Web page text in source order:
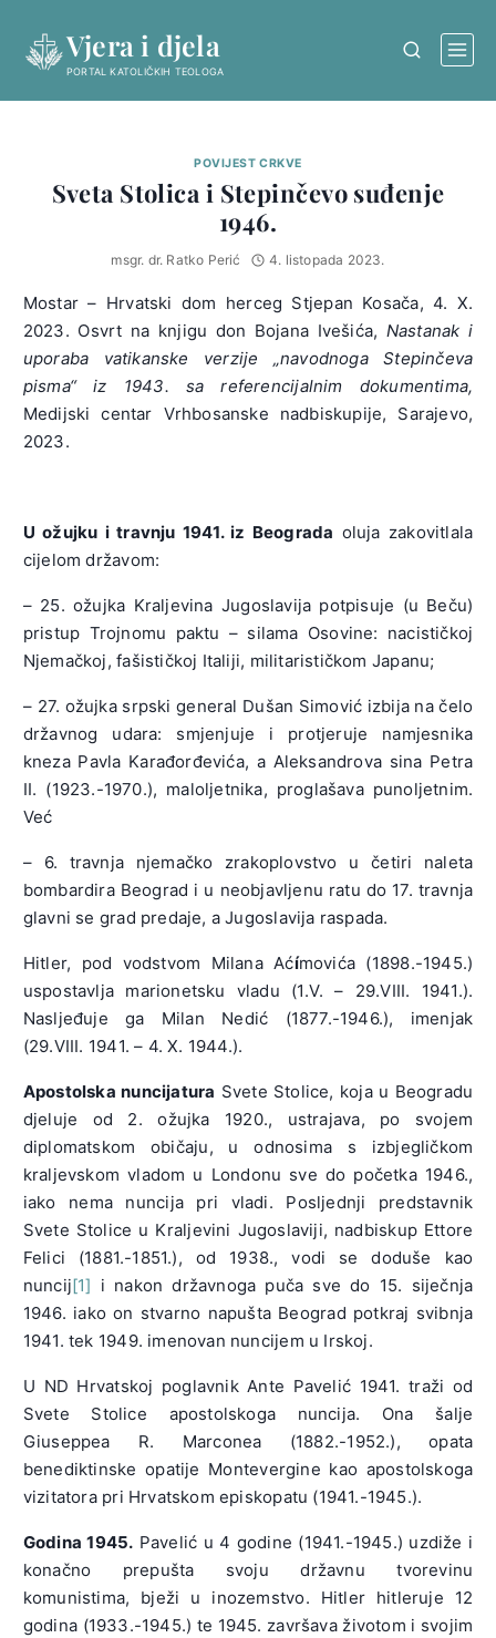
content
Vjera i djela
PORTAL KATOLIČKIH TEOLOGA
POVIJEST CRKVE
Sveta Stolica i Stepinčevo suđenje
1946.
msgr. dr. Ratko Perić 4. listopada 2023.
Mostar – Hrvatski dom herceg Stjepan Kosača, 4. X.
2023. Osvrt na knjigu don Bojana Ivešića, Nastanak i
uporaba vatikanske verzije „navodnoga Stepinčeva
pisma“ iz 1943. sa referencijalnim dokumentima,
Medijski centar Vrhbosanske nadbiskupije, Sarajevo,
2023.
U ožujku i travnju 1941. iz Beograda oluja zakovitlala
cijelom državom:
– 25. ožujka Kraljevina Jugoslavija potpisuje (u Beču)
pristup Trojnomu paktu – silama Osovine: nacističkoj
Njemačkoj, fašističkoj Italiji, militarističkom Japanu;
– 27. ožujka srpski general Dušan Simović izbija na čelo
državnog udara: smjenjuje i protjeruje namjesnika
kneza Pavla Karađorđevića, a Aleksandrova sina Petra
II. (1923.-1970.), maloljetnika, proglašava punoljetnim.
Već
– 6. travnja njemačko zrakoplovstvo u četiri naleta
bombardira Beograd i u neobjavljenu ratu do 17. travnja
glavni se grad predaje, a Jugoslavija raspada.
Hitler, pod vodstvom Milana Aćímovića (1898.-1945.)
uspostavlja marionetsku vladu (1.V. – 29.VIII. 1941.).
Nasljeđuje ga Milan Nedić (1877.-1946.), imenjak
(29.VIII. 1941. – 4. X. 1944.).
Apostolska nuncijatura Svete Stolice, koja u Beogradu
djeluje od 2. ožujka 1920., ustrajava, po svojem
diplomatskom običaju, u odnosima s izbjegličkom
kraljevskom vladom u Londonu sve do početka 1946.,
iako nema nuncija pri vladi. Posljednji predstavnik
Svete Stolice u Kraljevini Jugoslaviji, nadbiskup Ettore
Felici (1881.-1851.), od 1938., vodi se doduše kao
nuncij[1] i nakon državnoga puča sve do 15. siječnja
1946. iako on stvarno napušta Beograd potkraj svibnja
1941. tek 1949. imenovan nuncijem u Irskoj.
U ND Hrvatskoj poglavnik Ante Pavelić 1941. traži od
Svete Stolice apostolskoga nuncija. Ona šalje
Giuseppea R. Marconea (1882.-1952.), opata
benediktinske opatije Montevergine kao apostolskoga
vizitatora pri Hrvatskom episkopatu (1941.-1945.).
Godina 1945. Pavelić u 4 godine (1941.-1945.) uzdiže i
konačno prepušta svoju državnu tvorevinu
komunistima, bježi u inozemstvo. Hitler hitleruje 12
godina (1933.-1945.) te 1945. završava životom i svojim